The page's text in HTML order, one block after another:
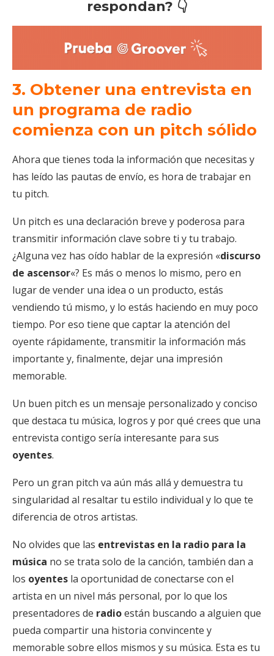
respondan? 👇
3. Obtener una entrevista en
un programa de radio
comienza con un pitch sólido
Ahora que tienes toda la información que necesitas y
has leído las pautas de envío, es hora de trabajar en
tu pitch.
Un pitch es una declaración breve y poderosa para
transmitir información clave sobre ti y tu trabajo.
¿Alguna vez has oído hablar de la expresión «discurso
de ascensor«? Es más o menos lo mismo, pero en
lugar de vender una idea o un producto, estás
vendiendo tú mismo, y lo estás haciendo en muy poco
tiempo. Por eso tiene que captar la atención del
oyente rápidamente, transmitir la información más
importante y, finalmente, dejar una impresión
memorable.
Un buen pitch es un mensaje personalizado y conciso
que destaca tu música, logros y por qué crees que una
entrevista contigo sería interesante para sus
oyentes.
Pero un gran pitch va aún más allá y demuestra tu
singularidad al resaltar tu estilo individual y lo que te
diferencia de otros artistas.
No olvides que las entrevistas en la radio para la
música no se trata solo de la canción, también dan a
los oyentes la oportunidad de conectarse con el
artista en un nivel más personal, por lo que los
presentadores de radioestán buscando a alguien que
pueda compartir una historia convincente y
memorable sobre ellos mismos y su música. Esta es tu